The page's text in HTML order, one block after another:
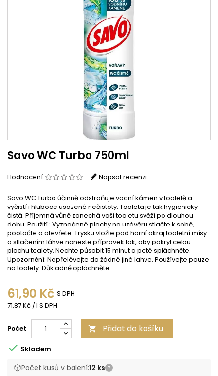
Savo WC Turbo 750ml
Hodnocení Napsat recenzi
Savo WC Turbo účinně odstraňuje vodní kámen v toaletě a
vyčistí i hluboce usazené nečistoty. Toaleta je tak hygienicky
čistá. Příjemná vůně zanechá vaši toaletu svěží po dlouhou
dobu. Použití : Vyznačené plochy na uzávěru stlačte k sobě,
pootočte a otevřete. Trysku vložte pod horní okraj toaletní mísy
a stlačením láhve naneste přípravek tak, aby pokryl celou
plochu toalety. Nechte působit 15 minut a poté spláchněte.
Upozornění: Nepřelévejte do žádné jiné lahve. Používejte pouze
na toalety. Důkladně opláchněte. ...
61,90 Kč S DPH
71,87 Kč / l S DPH
Počet  Přidat do košíku
 Skladem
Počet kusů v balení:12 ks ?